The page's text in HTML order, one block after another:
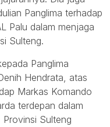
Panglima terhadap
Palu dalam menjaga
Sulteng.
Panglima
Hendrata, atas
Markas Komando
terdepan dalam
Sulteng